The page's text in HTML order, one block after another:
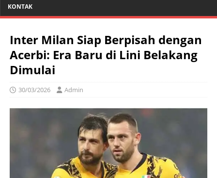
KONTAK
Inter Milan Siap Berpisah dengan
Acerbi: Era Baru di Lini Belakang
Dimulai
30/03/2026 Admin